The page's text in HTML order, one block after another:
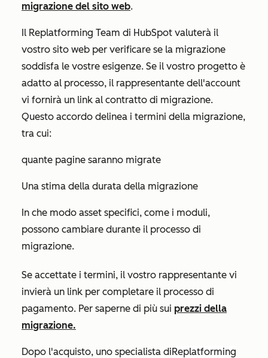
migrazione del sito web.
Il Replatforming Team di HubSpot valuterà il
vostro sito web per verificare se la migrazione
soddisfa le vostre esigenze. Se il vostro progetto è
adatto al processo, il rappresentante dell'account
vi fornirà un link al contratto di migrazione.
Questo accordo delinea i termini della migrazione,
tra cui:
quante pagine saranno migrate
Una stima della durata della migrazione
In che modo asset specifici, come i moduli,
possono cambiare durante il processo di
migrazione.
Se accettate i termini, il vostro rappresentante vi
invierà un link per completare il processo di
pagamento. Per saperne di più sui prezzi della
migrazione.
Dopo l'acquisto, uno specialista diReplatforming